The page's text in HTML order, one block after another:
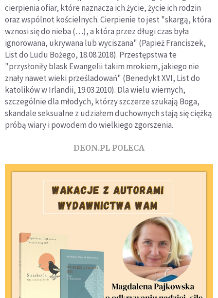
cierpienia ofiar, które naznacza ich życie, życie ich rodzin
oraz wspólnot kościelnych. Cierpienie to jest "skargą, która
wznosi się do nieba (…), a która przez długi czas była
ignorowana, ukrywana lub wyciszana" (Papież Franciszek,
List do Ludu Bożego, 18.08.2018). Przestępstwa te
"przysłoniły blask Ewangelii takim mrokiem, jakiego nie
znały nawet wieki prześladowań" (Benedykt XVI, List do
katolików w Irlandii, 19.03.2010). Dla wielu wiernych,
szczególnie dla młodych, którzy szczerze szukają Boga,
skandale seksualne z udziałem duchownych stają się ciężką
próbą wiary i powodem do wielkiego zgorszenia.
DEON.PL POLECA